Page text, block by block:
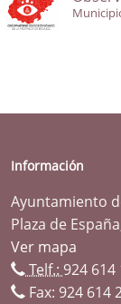
Información
Ayuntamiento
Plaza de
Ver mapa
Telf.: 924 614
Fax: 924 614